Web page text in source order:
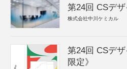
第24回 CSデ
株式会社中川ケミカル
第24回 CSデ
限定》